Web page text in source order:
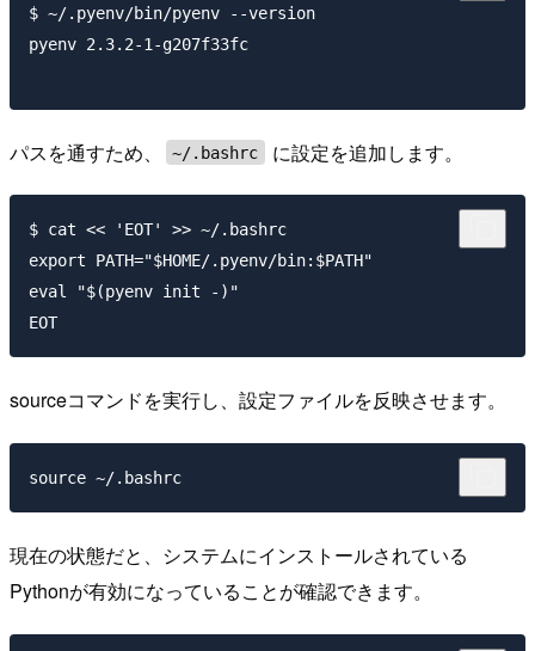
$ ~/.pyenv/bin/pyenv --version
pyenv 2.3.2-1-g207f33fc
パスを通すため、 ~/.bashrc に設定を追加します。
$ cat << 'EOT' >> ~/.bashrc
export PATH="$HOME/.pyenv/bin:$PATH"
eval "$(pyenv init -)"
sourceコマンドを実行し、設定ファイルを反映させます。
現在の状態だと、システムにインストールされている
Pythonが有効になっていることが確認できます。